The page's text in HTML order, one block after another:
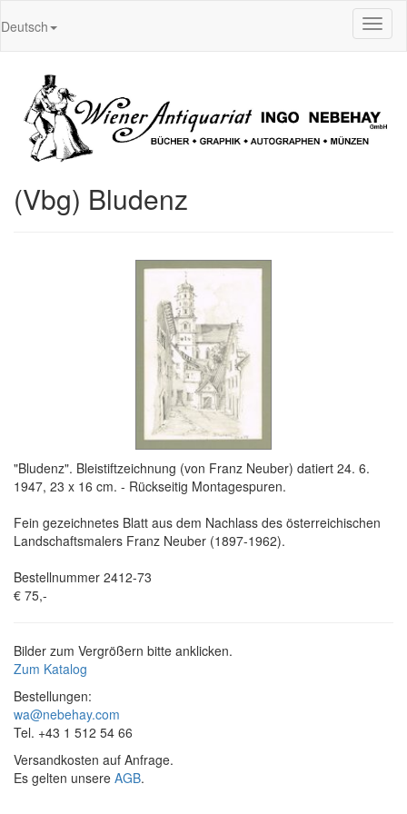
Deutsch
(Vbg) Bludenz
"Bludenz". Bleistiftzeichnung (von Franz Neuber) datiert 24. 6.
1947, 23 x 16 cm. - Rückseitig Montagespuren.
Fein gezeichnetes Blatt aus dem Nachlass des österreichischen
Landschaftsmalers Franz Neuber (1897-1962).
Bestellnummer 2412-73
€ 75,-
Bilder zum Vergrößern bitte anklicken.
Zum Katalog
Bestellungen:
wa@nebehay.com
Tel. +43 1 512 54 66
Versandkosten auf Anfrage.
Es gelten unsere AGB.